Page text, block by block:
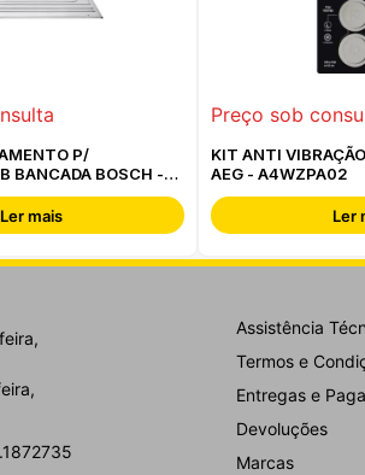
P/
BANCADA BOSCH -
Ler mais
Preço sob
KIT ANTI
AEG - A4WZPA02
Ler
Assistência
Termos e
Entregas e
Devoluções
Marcas